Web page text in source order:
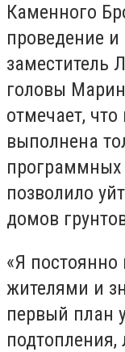
Каменного
проведение и
заместитель
головы
отмечает,
выполнена
программных
позволило
домов
«Я постоянно
жителями и
первый план